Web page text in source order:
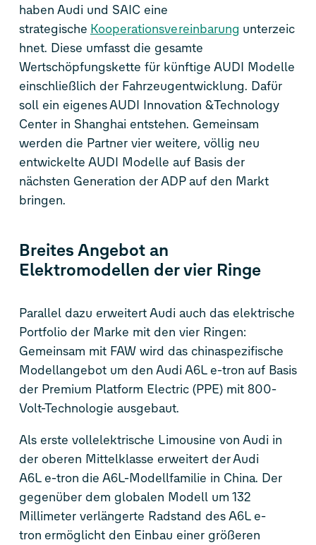
haben Audi und SAIC eine
strategische Kooperationsvereinbarung unterzeic
hnet. Diese umfasst die gesamte
Wertschöpfungskette für künftige AUDI Modelle
einschließlich der Fahrzeugentwicklung. Dafür
soll ein eigenes AUDI Innovation &Technology
Center in Shanghai entstehen. Gemeinsam
werden die Partner vier weitere, völlig neu
entwickelte AUDI Modelle auf Basis der
nächsten Generation der ADP auf den Markt
bringen.
Breites Angebot an
Elektromodellen der vier Ringe
Parallel dazu erweitert Audi auch das elektrische
Portfolio der Marke mit den vier Ringen:
Gemeinsam mit FAW wird das chinaspezifische
Modellangebot um den Audi A6L e-tron auf Basis
der Premium Platform Electric (PPE) mit 800-
Volt-Technologie ausgebaut.
Als erste vollelektrische Limousine von Audi in
der oberen Mittelklasse erweitert der Audi
A6L e-tron die A6L-Modellfamilie in China. Der
gegenüber dem globalen Modell um 132
Millimeter verlängerte Radstand des A6L e-
tron ermöglicht den Einbau einer größeren